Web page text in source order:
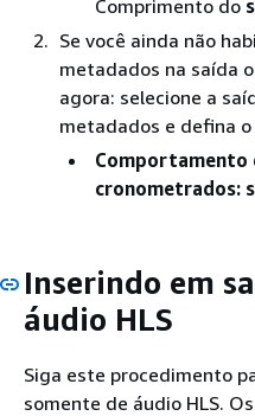
Comprimento do
Se você ainda não
metadados na saída
agora: selecione a
metadados e defina
Comportamento
cronometrados:
Inserindo em
áudio HLS
Siga este procedimento
somente de áudio HLS.